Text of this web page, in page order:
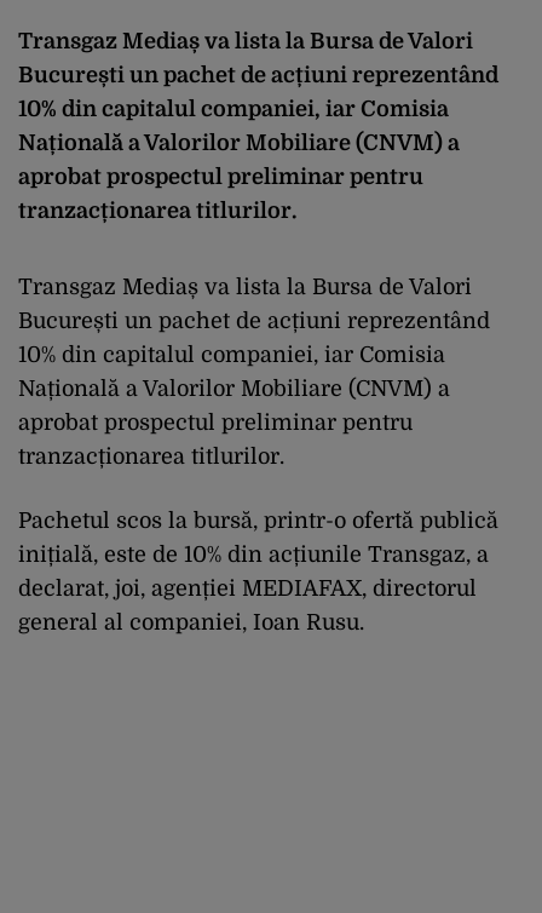
Transgaz Mediaș va lista la Bursa de Valori
București un pachet de acțiuni reprezentând
10% din capitalul companiei, iar Comisia
Națională a Valorilor Mobiliare (CNVM) a
aprobat prospectul preliminar pentru
tranzacționarea titlurilor.
Transgaz Mediaș va lista la Bursa de Valori
București un pachet de acțiuni reprezentând
10% din capitalul companiei, iar Comisia
Națională a Valorilor Mobiliare (CNVM) a
aprobat prospectul preliminar pentru
tranzacționarea titlurilor.
Pachetul scos la bursă, printr-o ofertă publică
inițială, este de 10% din acțiunile Transgaz, a
declarat, joi, agenției MEDIAFAX, directorul
general al companiei, Ioan Rusu.